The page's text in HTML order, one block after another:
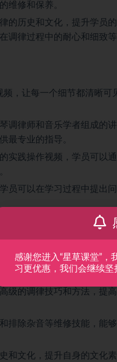
维修和保养。
律的历史和文化，提升学员
调律过程中的耐心和细致等
频，让每一个细节都清晰
调律师和音乐学者组成的
最专业的指导。
实践操作视频，学员可以
员可以在学习过程中提出
获得终身学习支持，可以
级的调律技巧和方法，提
排除杂音等维修技能，能
和文化，提升自身的文化
感谢您进入“星草课堂”
习更优惠，我们会继续坚